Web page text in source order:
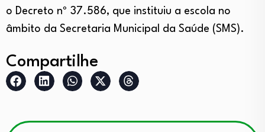
o Decreto nº 37.586, que instituiu a escola no
âmbito da Secretaria Municipal da Saúde (SMS).
Compartilhe